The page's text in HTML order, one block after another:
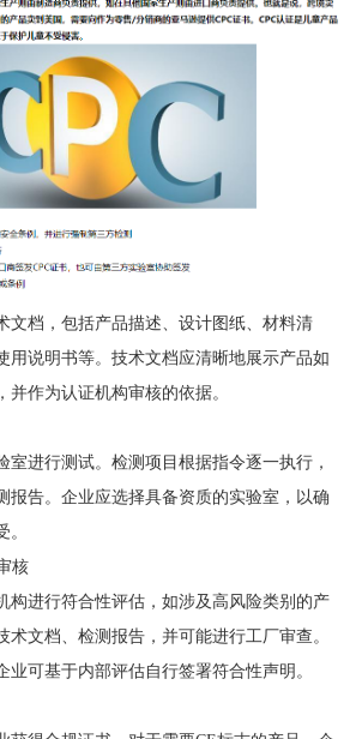
文档，包括产品描述、设计图纸、材料清
用说明书等。技术文档应清晰地展示产品如
作为认证机构审核的依据。
室进行测试。检测项目根据指令逐一执行，
报告。企业应选择具备资质的实验室，以确
核
构进行符合性评估，如涉及高风险类别的产
术文档、检测报告，并可能进行工厂审查。
业可基于内部评估自行签署符合性声明。